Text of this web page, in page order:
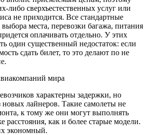
либо сверхъестественных услуг или
не приходится. Все стандартные
места, перевозки багажа, питания
оплачивать отдельно. У этих
один существенный недостаток: если
сдать билет, то это делают по не
характерны задержки, но
новых лайнеров. Такие самолеты не
к тому же они могут выполнять
расстояния, как и более старые модели.
экономный.